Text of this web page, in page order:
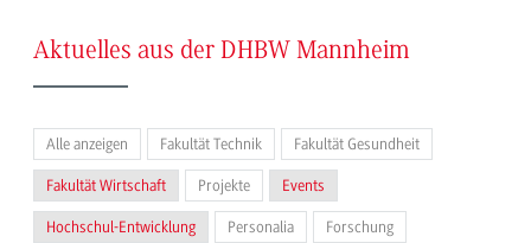
Aktuelles aus der DHBW Mannheim
Alle anzeigen Fakultät Technik Fakultät Gesundheit
Fakultät Wirtschaft Projekte Events
Hochschul-Entwicklung Personalia Forschung